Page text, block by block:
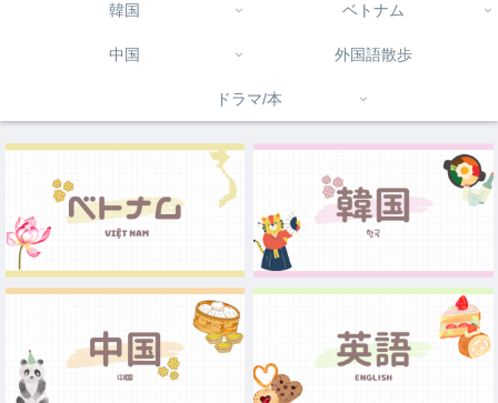
韓国 ベトナム
中国 外国語散歩
ドラマ/本